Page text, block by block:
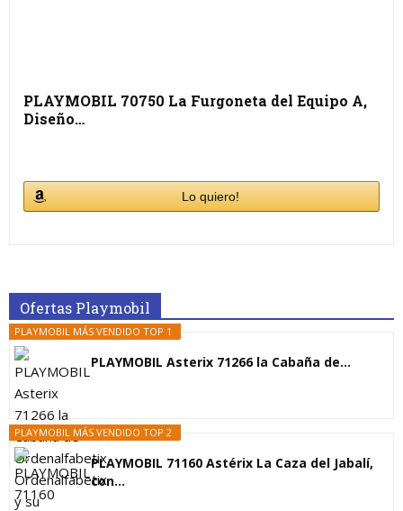
PLAYMOBIL 70750 La Furgoneta del Equipo A,
Diseño…
Lo quiero!
Ofertas Playmobil
PLAYMOBIL MÁS VENDIDO TOP 1
PLAYMOBIL Asterix 71266 la Cabaña de...
PLAYMOBIL MÁS VENDIDO TOP 2
PLAYMOBIL 71160 Astérix La Caza del Jabalí,
con...